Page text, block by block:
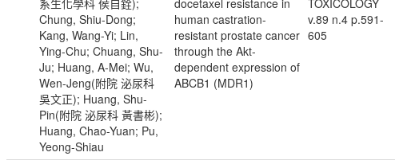
系生化學科 侯自銓);
Chung, Shiu-Dong;
Kang, Wang-Yi; Lin,
Ying-Chu; Chuang, Shu-
Ju; Huang, A-Mei; Wu,
Wen-Jeng(附院 泌尿科
吳文正); Huang, Shu-
Pin(附院 泌尿科 黃書彬);
Huang, Chao-Yuan; Pu,
Yeong-Shiau
docetaxel resistance in
human castration-
resistant prostate cancer
through the Akt-
dependent expression of
ABCB1 (MDR1)
TOXICOLOGY
v.89 n.4 p.591-
605